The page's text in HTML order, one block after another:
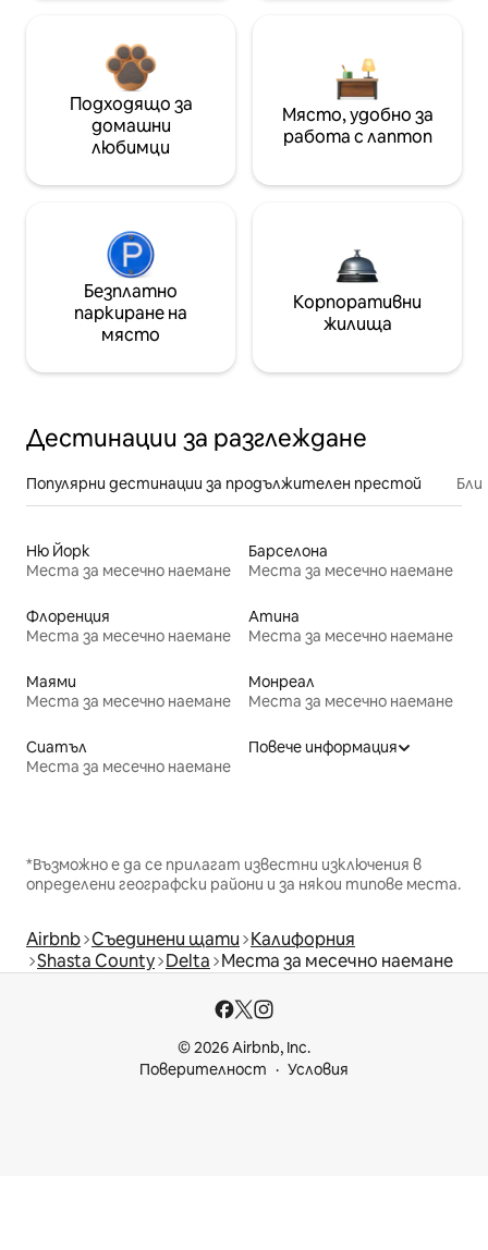
Подходящо за
домашни
любимци
Място, удобно за
работа с лаптоп
Безплатно
паркиране на
място
Корпоративни
жилища
Дестинации за разглеждане
Популярни дестинации за продължителен престой
Ню Йорк
Места за месечно наемане
Барселона
Места за месечно наемане
Флоренция
Места за месечно наемане
Атина
Места за месечно наемане
Маями
Места за месечно наемане
Монреал
Места за месечно наемане
Сиатъл
Места за месечно наемане
Повече информация
*Възможно е да се прилагат известни изключения в
определени географски райони и за някои типове места.
Airbnb Съединени щати Калифорния
Shasta County Delta Места за месечно наемане
© 2026 Airbnb, Inc.
Поверителност
Условия